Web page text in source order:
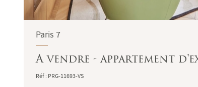
Paris 7
A vendre - appartement
Réf : PRG-11693-VS